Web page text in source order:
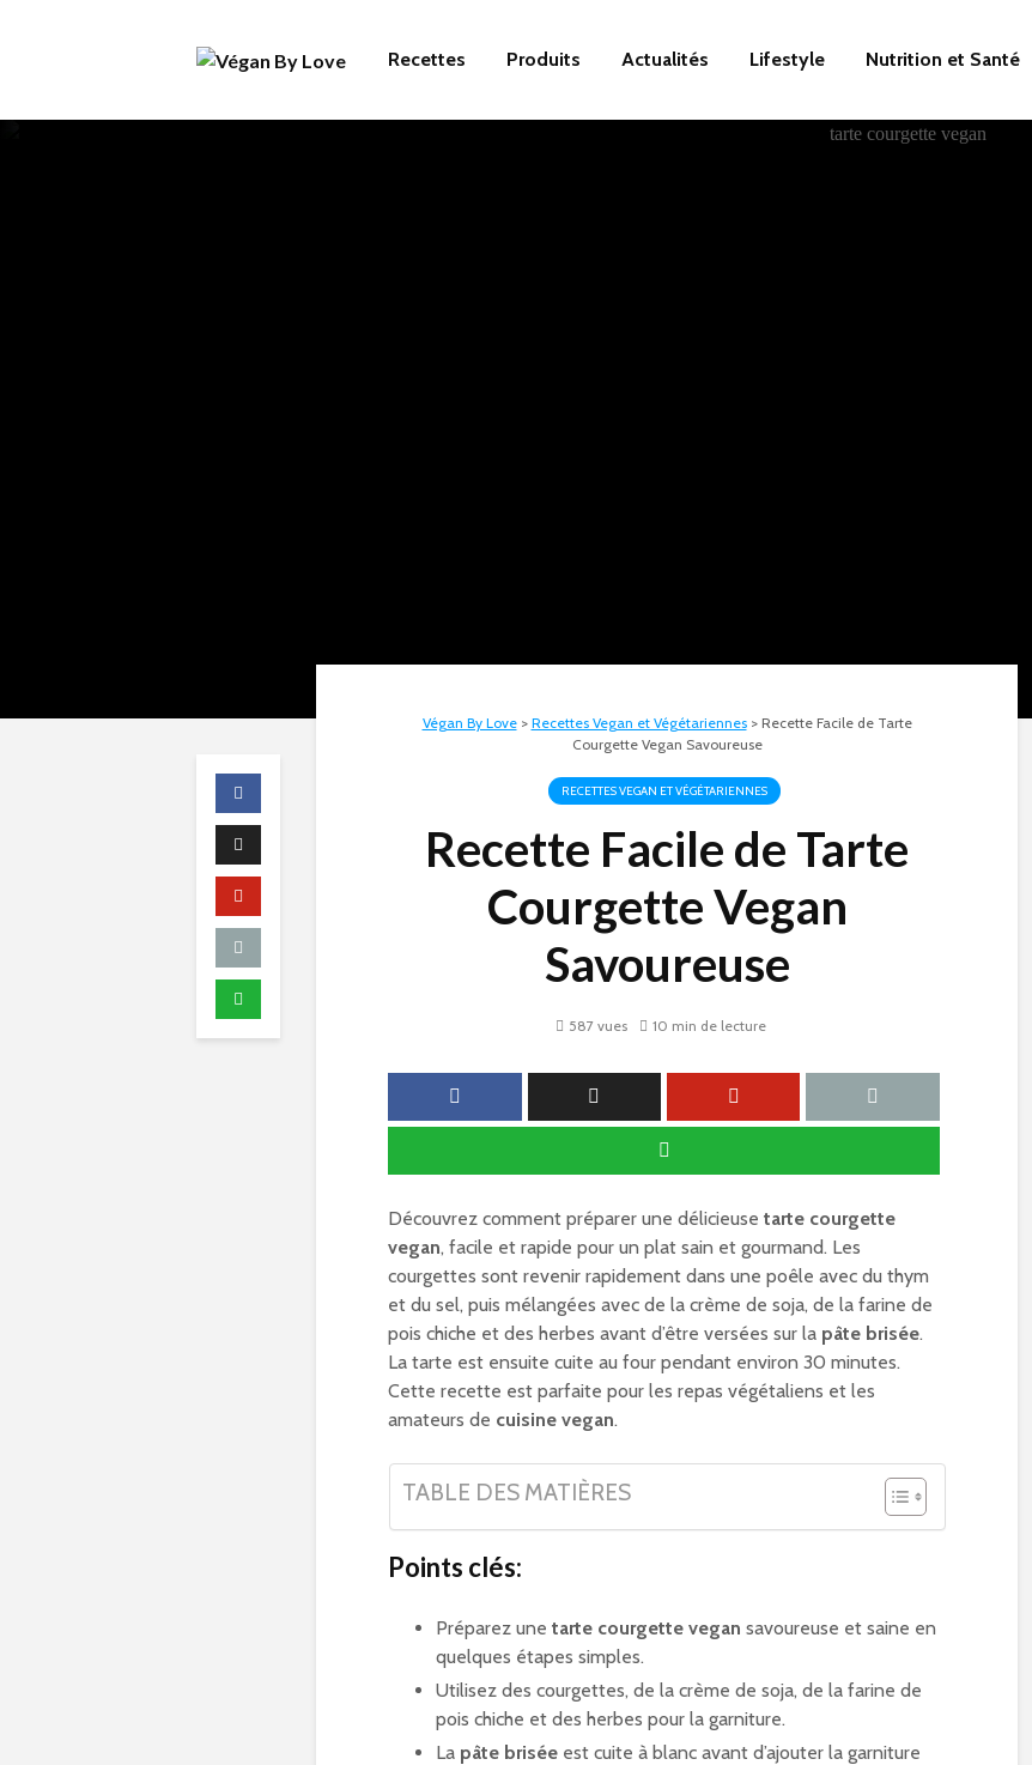
Recettes Produits Actualités Lifestyle Nutrition et Santé
Végan By Love> Recettes Vegan et Végétariennes> Recette Facile de Tarte
Courgette Vegan Savoureuse
RECETTES VEGAN ET VÉGÉTARIENNES
Recette Facile de Tarte
Courgette Vegan
Savoureuse
587 vues 10 min de lecture
Découvrez comment préparer une délicieusetarte courgette
vegan, facile et rapide pour un plat sain et gourmand. Les
courgettes sont revenir rapidement dans une poêle avec du thym
et du sel, puis mélangées avec de la crème de soja, de la farine de
pois chiche et des herbes avant d’être versées sur la pâte brisée.
La tarte est ensuite cuite au four pendant environ 30 minutes.
Cette recette est parfaite pour les repas végétaliens et les
amateurs de cuisine vegan.
TABLE DES MATIÈRES
Points clés:
Préparez unetarte courgette vegan savoureuse et saine en
quelques étapes simples.
Utilisez des courgettes, de la crème de soja, de la farine de
pois chiche et des herbes pour la garniture.
La pâte brisée est cuite à blanc avant d’ajouter la garniture